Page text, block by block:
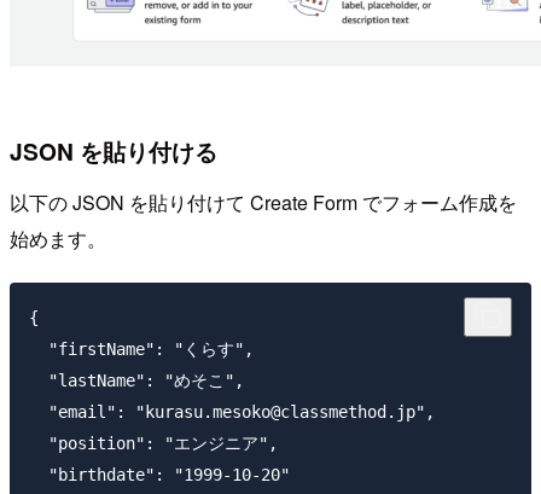
JSON を貼り付ける
以下の JSON を貼り付けて Create Form でフォーム作成を
始めます。
{
  "firstName": "くらす",
  "lastName": "めそこ",
  "email": "kurasu.mesoko@classmethod.jp",
  "position": "エンジニア",
  "birthdate": "1999-10-20"